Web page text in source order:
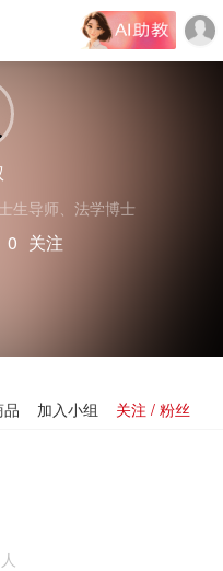
生导师、法学博士
0 关注
加入小组 关注 / 粉丝